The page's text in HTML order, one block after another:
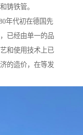
铸铁管。
年代初在德国先
已经由单一的品
和使用技术上已
的造价，在等发